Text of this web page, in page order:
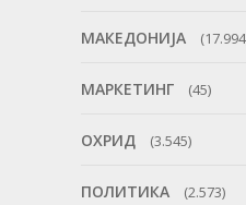
МАКЕДОНИЈА
МАРКЕТИНГ (45)
ОХРИД (3.545)
ПОЛИТИКА (2.573)